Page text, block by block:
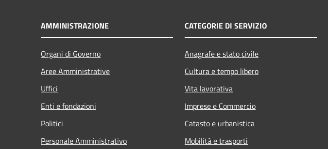
AMMINISTRAZIONE
Organi di Governo
Aree Amministrative
Uffici
Enti e fondazioni
Politici
Personale Amministrativo
CATEGORIE DI SERVIZIO
Anagrafe e stato civile
Cultura e tempo libero
Vita lavorativa
Imprese e Commercio
Catasto e urbanistica
Mobilità e trasporti